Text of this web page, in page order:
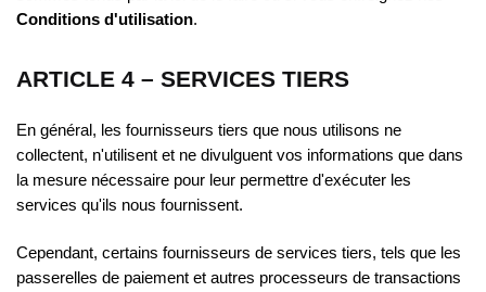
Conditions d'utilisation.
ARTICLE 4 – SERVICES TIERS
En général, les fournisseurs tiers que nous utilisons ne
collectent, n'utilisent et ne divulguent vos informations que dans
la mesure nécessaire pour leur permettre d'exécuter les
services qu'ils nous fournissent.
Cependant, certains fournisseurs de services tiers, tels que les
passerelles de paiement et autres processeurs de transactions